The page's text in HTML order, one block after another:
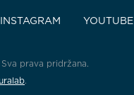
INSTAGRAM YOUTUBE
prava pridržana.
.